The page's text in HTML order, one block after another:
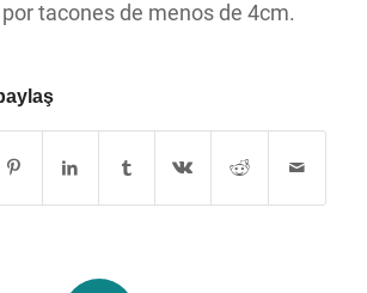
tacones de menos de 4cm.